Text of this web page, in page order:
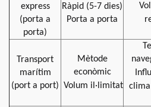
express
(porta a
porta)
Ràpid (5-7 dies)
Porta a porta
Transport
marítim
(port a port)
Mètode
econòmic
Volum il·limitat
clima